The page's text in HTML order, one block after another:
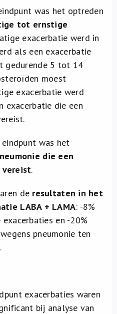
was het optreden
tot ernstige
exacerbatie werd in
als een exacerbatie
gedurende 5 tot 14
moest
exacerbatie werd
exacerbatie die een
was het
die een
vereist.
de resultaten in het
LABA + LAMA: -8%
en -20%
pneumonie ten
exacerbaties waren
bij analyse van